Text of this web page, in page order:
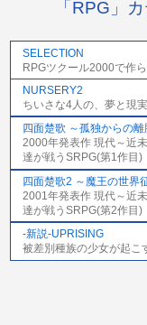
「RPG」
SELECTION
RPGツクール2000で作
NURSERY2
ちいさな4人の、夢と現
四面楚歌 ～孤独からの離
2000年発表作 現代～近
達が戦うSRPG(第1作目)
四面楚歌2 ～魔王の世界
2001年発表作 現代～近
達が戦うSRPG(第2作目)
-新説-UPRISING
被差別種族の少女が起